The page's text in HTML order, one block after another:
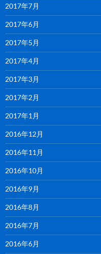
2017年7月
2017年6月
2017年5月
2017年4月
2017年3月
2017年2月
2017年1月
2016年12月
2016年11月
2016年10月
2016年9月
2016年8月
2016年7月
2016年6月